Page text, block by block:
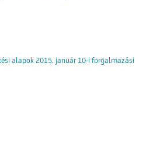
alapok 2015. január 10-i forgalmazási